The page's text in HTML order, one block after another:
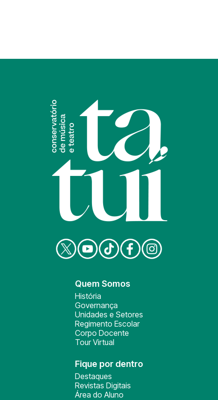
Quem Somos
História
Governança
Unidades e Setores
Regimento Escolar
Corpo Docente
Tour Virtual
Fique por dentro
Destaques
Revistas Digitais
Área do Aluno